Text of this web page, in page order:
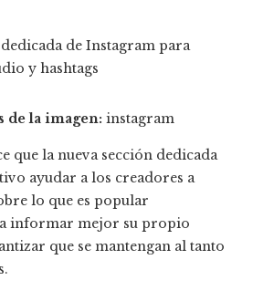
de la imagen: instagram
que la nueva sección dedicada
ayudar a los creadores a
lo que es popular
informar mejor su propio
que se mantengan al tanto